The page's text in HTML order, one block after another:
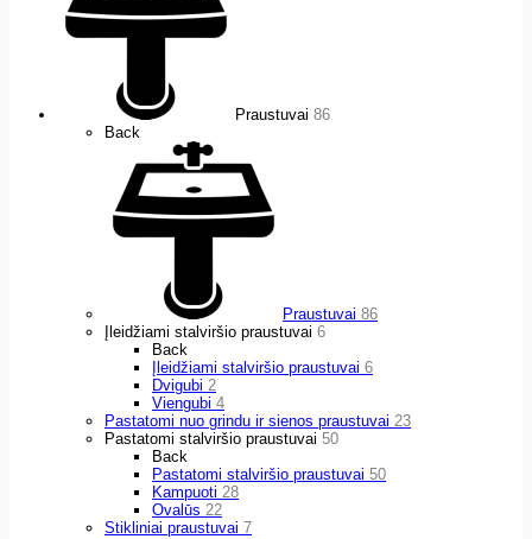
Praustuvai 86
Back
Praustuvai 86
Įleidžiami stalviršio praustuvai 6
Back
Įleidžiami stalviršio praustuvai 6
Dvigubi 2
Viengubi 4
Pastatomi nuo grindu ir sienos praustuvai 23
Pastatomi stalviršio praustuvai 50
Back
Pastatomi stalviršio praustuvai 50
Kampuoti 28
Ovalūs 22
Stikliniai praustuvai 7